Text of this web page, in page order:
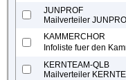
JUNPROF
Mailverteiler
KAMMERCHOR
Infoliste fuer den
KERNTEAM-QLB
Mailverteiler